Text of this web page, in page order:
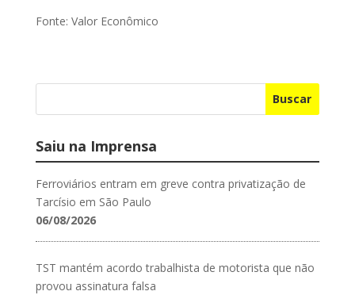
Fonte: Valor Econômico
Buscar
Saiu na Imprensa
Ferroviários entram em greve contra privatização de
Tarcísio em São Paulo
06/08/2026
TST mantém acordo trabalhista de motorista que não
provou assinatura falsa